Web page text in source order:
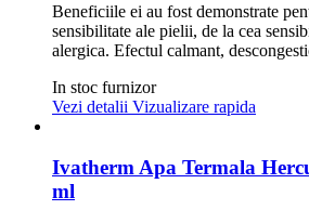
Beneficiile ei au fost demonstrate
sensibilitate ale pielii, de la cea
alergica. Efectul calmant,
In stoc furnizor
Vezi detalii Vizualizare rapida
Ivatherm Apa Termala
ml